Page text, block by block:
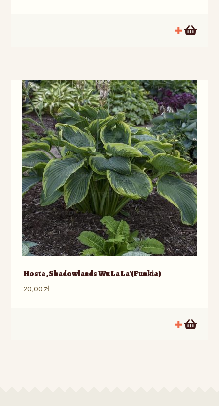
Hosta ‚Shadowlands Wu La La'(Funkia)
20,00 zł